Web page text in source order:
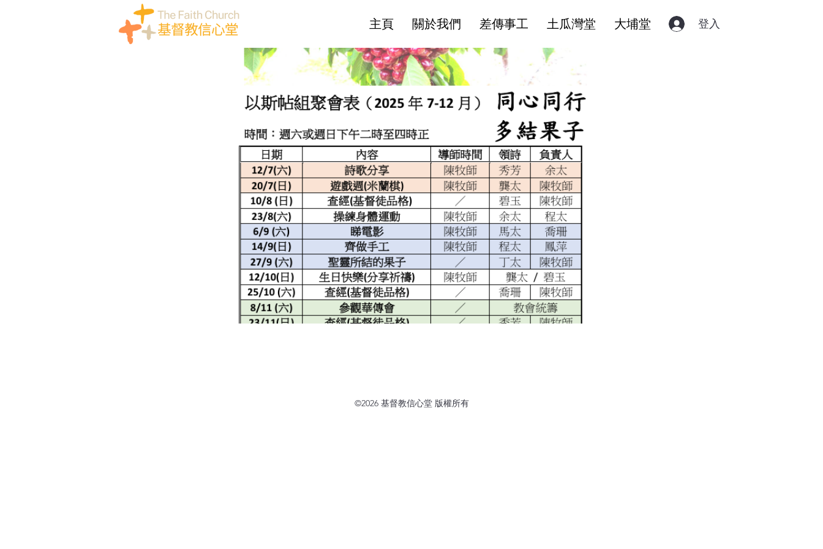
主頁 關於我們 差傳事工 土瓜灣堂 大埔堂 登入
©2026 基督教信心堂 版權所有